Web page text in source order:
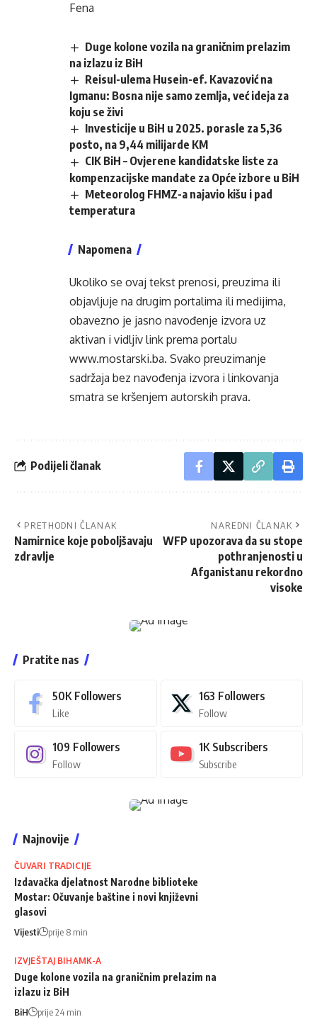
Fena
Duge kolone vozila na graničnim prelazim
na izlazu iz BiH
Reisul-ulema Husein-ef. Kavazović na
Igmanu: Bosna nije samo zemlja, već ideja za
koju se živi
Investicije u BiH u 2025. porasle za 5,36
posto, na 9,44 milijarde KM
CIK BiH – Ovjerene kandidatske liste za
kompenzacijske mandate za Opće izbore u BiH
Meteorolog FHMZ-a najavio kišu i pad
temperatura
Napomena
Ukoliko se ovaj tekst prenosi, preuzima ili
objavljuje na drugim portalima ili medijima,
obavezno je jasno navođenje izvora uz
aktivan i vidljiv link prema portalu
www.mostarski.ba. Svako preuzimanje
sadržaja bez navođenja izvora i linkovanja
smatra se kršenjem autorskih prava.
Podijeli članak
PRETHODNI ČLANAK
Namirnice koje poboljšavaju
zdravlje
NAREDNI ČLANAK
WFP upozorava da su stope
pothranjenosti u
Afganistanu rekordno
visoke
Pratite nas
50K Followers
Like
163 Followers
Follow
109 Followers
Follow
1K Subscribers
Subscribe
Najnovije
ČUVARI TRADICIJE
Izdavačka djelatnost Narodne biblioteke
Mostar: Očuvanje baštine i novi književni
glasovi
Vijesti prije 8 min
IZVJEŠTAJ BIHAMK-A
Duge kolone vozila na graničnim prelazim na
izlazu iz BiH
BiH prije 24 min